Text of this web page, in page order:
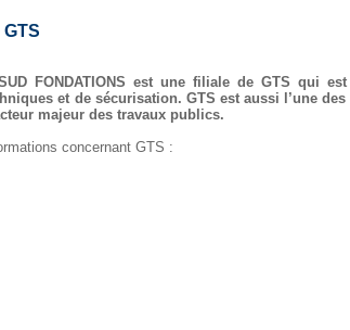
GTS
FONDATIONS est une filiale de GTS qui
et de sécurisation. GTS est aussi l’une
majeur des travaux publics.
concernant GTS :